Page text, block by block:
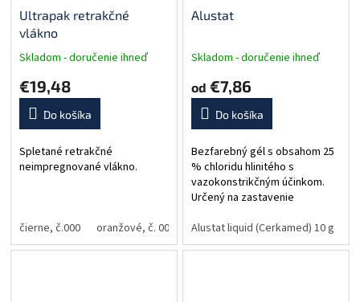
Ultrapak retrakčné
vlákno
Skladom - doručenie ihneď
€19,48
Do košíka
Spletané retrakčné
neimpregnované vlákno.
čierne, č.000 oranžové, č. 00 fialové, č. 0 modré, č. 1
Alustat
Skladom - doručenie ihneď
od €7,86
Do košíka
Bezfarebný gél s obsahom 25
% chloridu hlinitého s
vazokonstrikčným účinkom.
Určený na zastavenie
krvácania. Banánová príchuť.
Luer-Lock striekačky zaručujú
Alustat liquid (Cerkamed) 10 g